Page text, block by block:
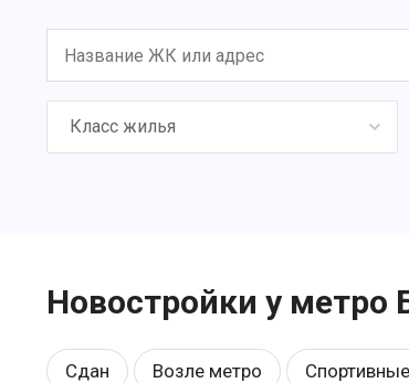
Класс жилья
Новостройки у метро
Сдан Возле метро